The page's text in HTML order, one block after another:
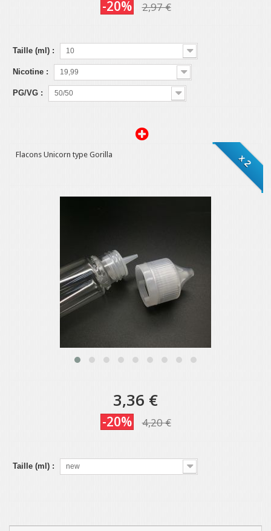
-20% 2,97 €
Taille (ml) : 10
Nicotine : 19,99
PG/VG : 50/50
x 2
Flacons Unicorn type Gorilla
3,36 €
-20% 4,20 €
Taille (ml) : new